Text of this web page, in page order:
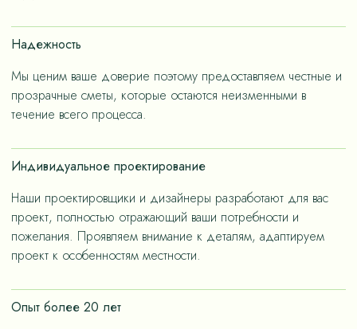
счет дизайнерских решений, ориентированных на
«медленную моду».
Надежность
Мы ценим ваше доверие поэтому предоставляем честные и
прозрачные сметы, которые остаются неизменными в
течение всего процесса.
Индивидуальное проектирование
Наши проектировщики и дизайнеры разработают для вас
проект, полностью отражающий ваши потребности и
пожелания. Проявляем внимание к деталям, адаптируем
проект к особенностям местности.
Опыт более 20 лет